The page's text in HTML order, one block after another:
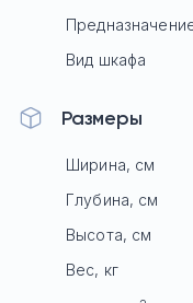
Вид шкафа
Размеры
Ширина, см
Глубина, см
Высота, см
Вес, кг